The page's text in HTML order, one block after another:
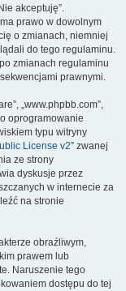
akceptuję”.
prawo w dowolnym
o zmianach, niemniej
do tego regulaminu.
zmianach regulaminu
prawnymi.
„www.phpbb.com”,
o oprogramowanie
typu witryny
License v2” zwanej
ze strony
dyskusje przez
w internecie za
na stronie
obraźliwym,
prawem lub
Naruszenie tego
dostępu do tej